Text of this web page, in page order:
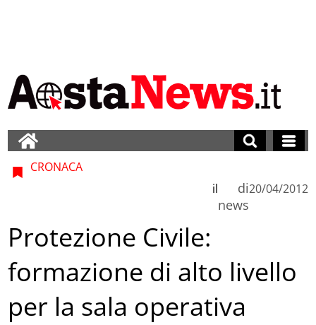
CRONACA
di
news
il 20/04/2012
Protezione Civile:
formazione di alto livello
per la sala operativa